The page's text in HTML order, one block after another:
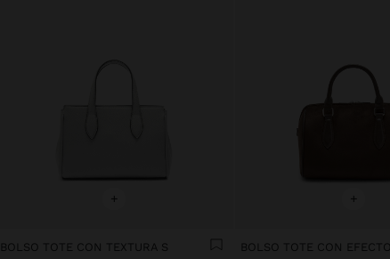
+
BOLSO TOTE CON TEXTURA S
+
BOLSO TOTE CON